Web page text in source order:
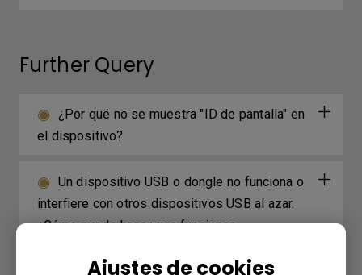
Ajustes de cookies
Further Query
¿Por qué no se muestra "ID de pantalla" en
el dispositivo?
Un dispositivo USB o dongle no funciona o
interfiere con otros dispositivos USB al azar.
¿Cómo puedo hacer que funcionen